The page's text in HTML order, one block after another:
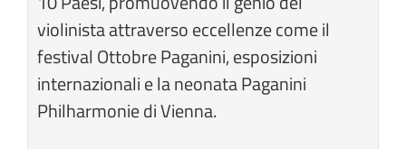
violinista attraverso eccellenze come il
festival Ottobre Paganini, esposizioni
internazionali e la neonata Paganini
Philharmonie di Vienna.